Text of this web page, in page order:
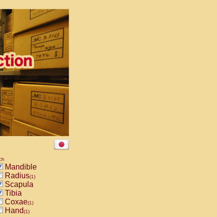
Mandible
Radius(1)
Scapula
Tibia
Coxae(1)
Hand(1)